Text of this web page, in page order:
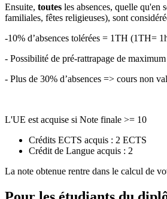
Ensuite, toutes les absences, quelle qu'en
familiales, fêtes religieuses), sont
-10% d’absences tolérées = 1TH (1TH=
- Possibilité de pré-rattrapage de
- Plus de 30% d’absences => cours non
L'UE est acquise si Note finale >= 10
Crédits ECTS acquis : 2 ECTS
Crédit de Langue acquis : 2
La note obtenue rentre dans le calcul de